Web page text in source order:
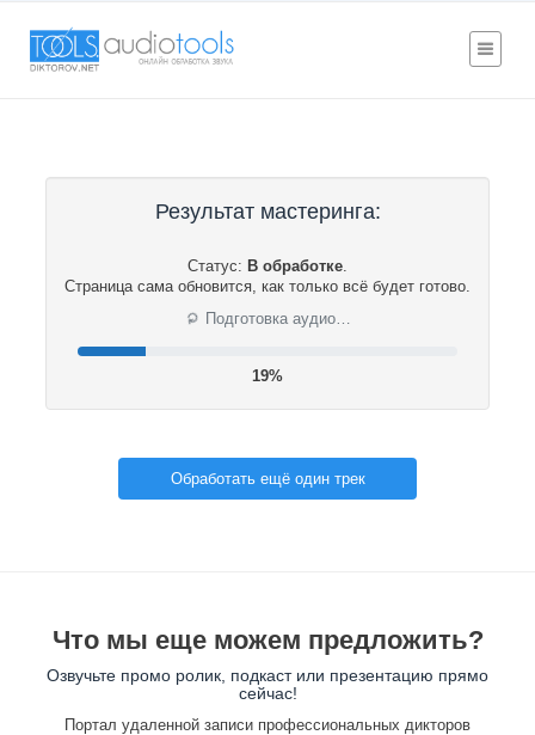
Результат мастеринга:
Статус: В обработке.
Страница сама обновится, как только всё будет готово.
⟳ Подготовка аудио…
19%
Обработать ещё один трек
Что мы еще можем предложить?
Озвучьте промо ролик, подкаст или презентацию прямо
сейчас!
Портал удаленной записи профессиональных дикторов